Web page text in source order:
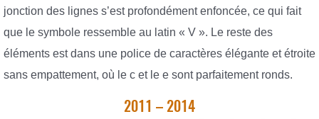
jonction des lignes s’est profondément enfoncée, ce qui fait
que le symbole ressemble au latin « V ». Le reste des
éléments est dans une police de caractères élégante et étroite
sans empattement, où le c et le e sont parfaitement ronds.
2011 – 2014